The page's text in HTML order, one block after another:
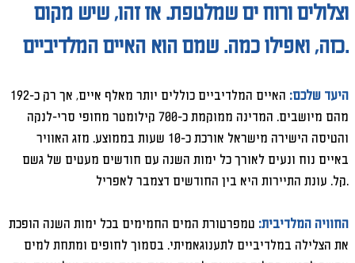
וצלולים ורוח ים שמלטפת. אז זהו, שיש מקום
כזה, ואפילו כמה. שמם הוא האיים המלדיביים.
היעד שלכם:
האיים המלדיביים כוללים יותר מאלף איים, אך רק כ-192
מהם מיושבים. המדינה ממוקמת כ-700 קילומטר מחופי סרי-לנקה
והטיסה הישירה מישראל אורכת כ-10 שעות בממוצע. מזג האוויר
באיים נוח ונעים לאורך כל ימות השנה עם חודשים מעטים של גשם
קל. עונת התיירות היא בין החודשים דצמבר לאפריל.
החוויה המלדיבית: טמפרטורת המים החמימים בכל ימות השנה הופכת
את הצלילה במלדיביים לתענוגאמיתי. בסמוך לחופים ומתחת למים